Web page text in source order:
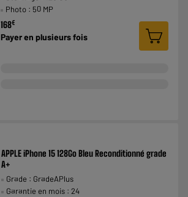
Photo : 50 MP
168€
Payer en plusieurs fois
APPLE iPhone 15 128Go Bleu Reconditionné grade
A+
Grade : GradeAPlus
Garantie en mois : 24